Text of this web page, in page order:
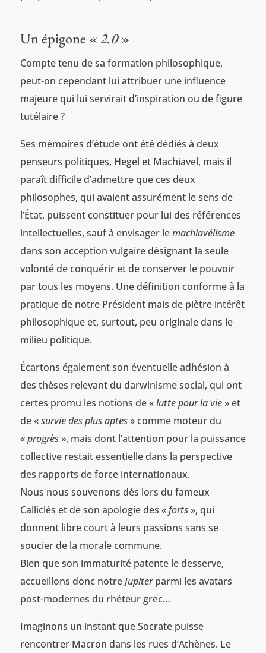
Un épigone «2.0»
Compte tenu de sa formation philosophique,
peut-on cependant lui attribuer une influence
majeure qui lui servirait d’inspiration ou de figure
tutélaire ?
Ses mémoires d’étude ont été dédiés à deux
penseurs politiques, Hegel et Machiavel, mais il
paraît difficile d’admettre que ces deux
philosophes, qui avaient assurément le sens de
l’État, puissent constituer pour lui des références
intellectuelles, sauf à envisager lemachiavélisme
dans son acception vulgaire désignant la seule
volonté de conquérir et de conserver le pouvoir
par tous les moyens. Une définition conforme à la
pratique de notre Président mais de piètre intérêt
philosophique et, surtout, peu originale dans le
milieu politique.
Écartons également son éventuelle adhésion à
des thèses relevant du darwinisme social, qui ont
certes promu les notions de «lutte pour la vie» et
de «survie des plus aptes» comme moteur du
«progrès», mais dont l’attention pour la puissance
collective restait essentielle dans la perspective
des rapports de force internationaux.
Nous nous souvenons dès lors du fameux
Calliclès et de son apologie des «forts», qui
donnent libre court à leurs passions sans se
soucier de la morale commune.
Bien que son immaturité patente le desserve,
accueillons donc notreJupiterparmi les avatars
post-modernes du rhéteur grec…
Imaginons un instant que Socrate puisse
rencontrer Macron dans les rues d’Athènes. Le